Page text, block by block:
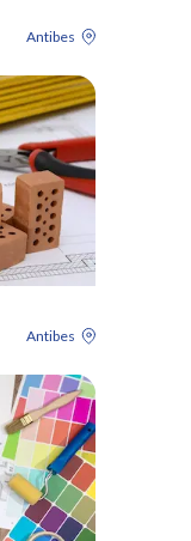
Antibes
Antibes